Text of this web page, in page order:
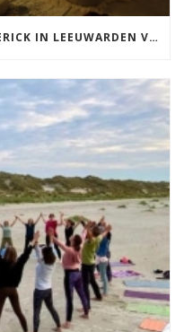
MANTRA ZINGEN MET DIEDERICK IN LEEUWARDEN VRIJDAG 12 JUNI KIRTAN